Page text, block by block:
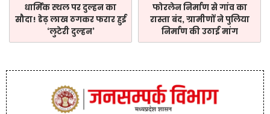
धार्मिक स्थल पर दुल्हन का
सौदा! डेढ़ लाख ठगकर फरार हुई
‘लुटेरी दुल्हन’
फोरलेन निर्माण से गांव का
रास्ता बंद, ग्रामीणों ने पुलिया
निर्माण की उठाई मांग